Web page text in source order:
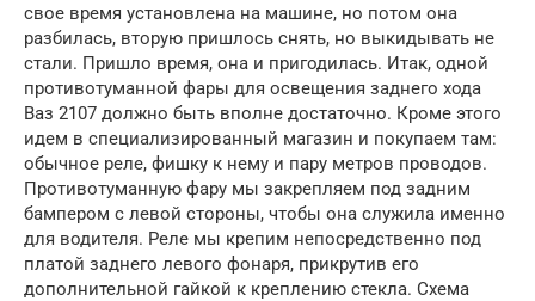
свое время установлена на машине, но потом она
разбилась, вторую пришлось снять, но выкидывать не
стали. Пришло время, она и пригодилась. Итак, одной
противотуманной фары для освещения заднего хода
Ваз 2107 должно быть вполне достаточно. Кроме этого
идем в специализированный магазин и покупаем там:
обычное реле, фишку к нему и пару метров проводов.
Противотуманную фару мы закрепляем под задним
бампером с левой стороны, чтобы она служила именно
для водителя. Реле мы крепим непосредственно под
платой заднего левого фонаря, прикрутив его
дополнительной гайкой к креплению стекла. Схема